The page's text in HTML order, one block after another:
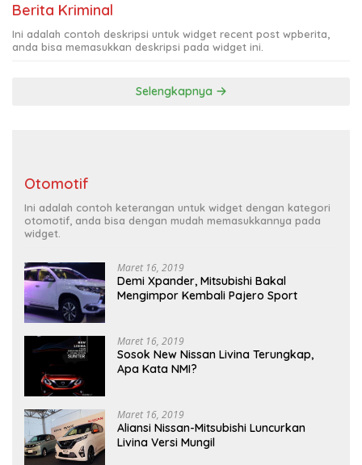
Berita Kriminal
Ini adalah contoh deskripsi untuk widget recent post wpberita,
anda bisa memasukkan deskripsi pada widget ini.
Selengkapnya
Otomotif
Ini adalah contoh keterangan untuk widget dengan kategori
otomotif, anda bisa dengan mudah memasukkannya pada
widget.
Maret 16, 2019
Demi Xpander, Mitsubishi Bakal
Mengimpor Kembali Pajero Sport
Maret 16, 2019
Sosok New Nissan Livina Terungkap,
Apa Kata NMI?
Maret 16, 2019
Aliansi Nissan-Mitsubishi Luncurkan
Livina Versi Mungil